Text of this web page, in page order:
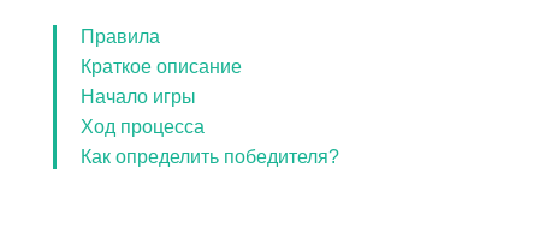
Правила
Краткое описание
Начало игры
Ход процесса
Как определить победителя?